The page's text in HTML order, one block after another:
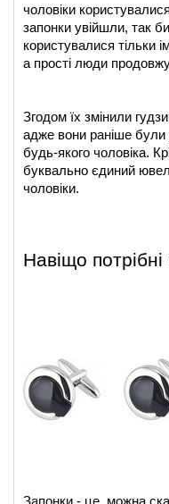
чоловіки
запонки увійшли, так
користувалися тільки
а прості люди
Згодом їх змінили
адже вони раніше
будь-якого чоловіка.
буквально єдиний
чоловіки.
Навіщо потрібні
Запонки - це, можна